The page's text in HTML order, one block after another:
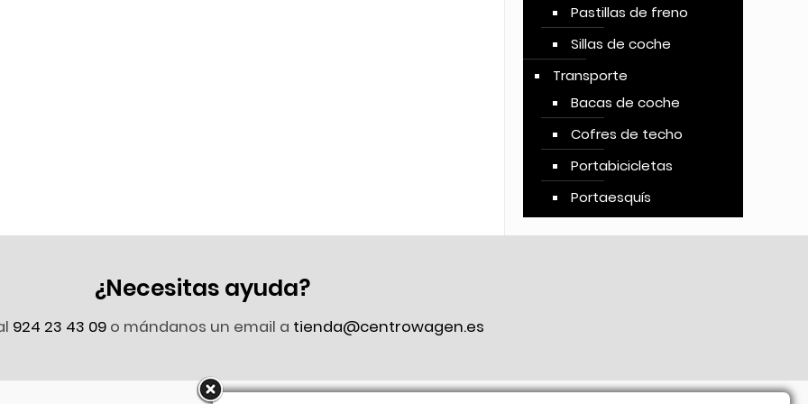
Pastillas de freno
Sillas de coche
Transporte
Bacas de coche
Cofres de techo
Portabicicletas
Portaesquís
¿Necesitas ayuda?
924 23 43 09 o mándanos un email a tienda@centrowagen.es